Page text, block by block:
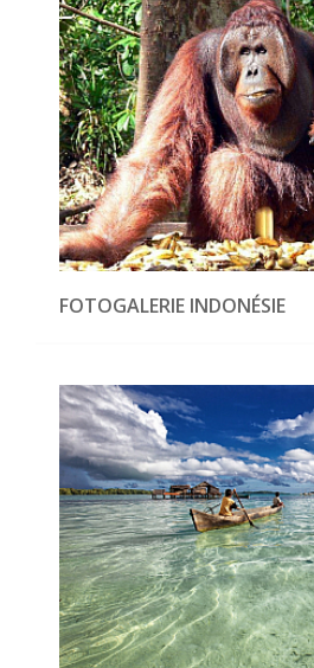
FOTOGALERIE INDONÉSIE